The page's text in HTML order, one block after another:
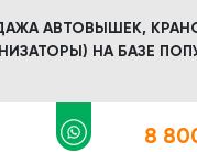
АВТОВЫШЕК,
НА БАЗЕ
8